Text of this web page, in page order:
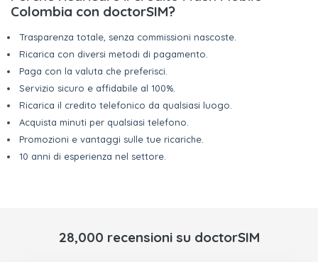
Colombia con doctorSIM?
Trasparenza totale, senza commissioni nascoste.
Ricarica con diversi metodi di pagamento.
Paga con la valuta che preferisci.
Servizio sicuro e affidabile al 100%.
Ricarica il credito telefonico da qualsiasi luogo.
Acquista minuti per qualsiasi telefono.
Promozioni e vantaggi sulle tue ricariche.
10 anni di esperienza nel settore.
28,000 recensioni su doctorSIM